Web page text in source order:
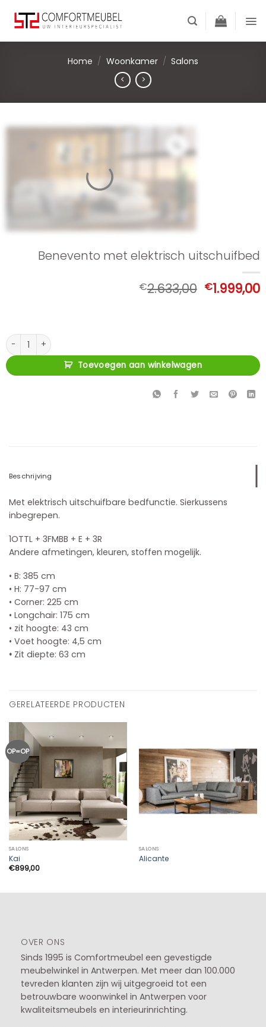
content
Home / Woonkamer / Salons
Benevento met elektrisch uitschuifbed
€2.633,00 €1.999,00
Benevento met elektrisch uitschuifbed aantal
Toevoegen aan winkelwagen
Beschrijving
Met elektrisch uitschuifbare bedfunctie. Sierkussens
inbegrepen.
1OTTL + 3FMBB + E + 3R
Andere afmetingen, kleuren, stoffen mogelijk.
• B: 385 cm
• H: 77-97 cm
• Corner: 225 cm
• Longchair: 175 cm
• zit hoogte: 43 cm
• Voet hoogte: 4,5 cm
• Zit diepte: 63 cm
GERELATEERDE PRODUCTEN
OP=OP
SALONS
Kai
€899,00
SALONS
Alicante
OVER ONS
Sinds 1995 is Comfortmeubel een gevestigde
meubelwinkel in Antwerpen. Met meer dan 100.000
tevreden klanten zijn wij uitgegroeid tot een
betrouwbare woonwinkel in Antwerpen voor
kwaliteitsmeubels en interieurinrichting.